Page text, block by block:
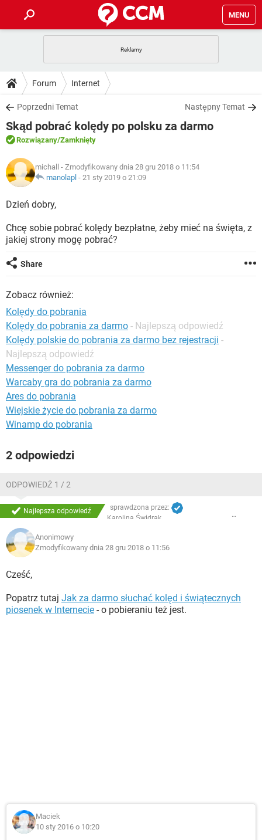
MENU
GRY
SPOTIFY
INSTAGRAM FACEBOOK
WINDOWS 10
PORADY
PlayStation
SPOTIFY
INSTAGRAM
WINDOWS 10
DO POBRANIA
ANDROID TIKTOK
GRY
IOS NETFLIX
INSTAGRAM
WINDOWS 10
FORUM
COVID-19
GRY WHATSAPP
WINDOWS 10
ARTYKUŁY
COVID-19
GRY
SPOTIFY NETFLIX
INSTAGRAM
WINDOWS 10
Forum Internet
Poprzedni Temat Następny Temat
Skąd pobrać kolędy po polsku za darmo
Rozwiązany/Zamknięty
michall - Zmodyfikowany dnia 28 gru 2018 o 11:54
manolapl - 21 sty 2019 o 21:09
Dzień dobry,
Chcę sobie pobrać kolędy bezpłatne, żeby mieć na święta, z
jakiej strony mogę pobrać?
Share
Zobacz również:
Kolędy do pobrania
Kolędy do pobrania za darmo - Najlepszą odpowiedź
Kolędy polskie do pobrania za darmo bez rejestracji -
Najlepszą odpowiedź
Messenger do pobrania za darmo
Warcaby gra do pobrania za darmo
Ares do pobrania
Wiejskie życie do pobrania za darmo
Winamp do pobrania
2 odpowiedzi
ODPOWIEDŹ 1 / 2
Najlepsza odpowiedź
sprawdzona przez:
Karolina Świdrak
Anonimowy
Zmodyfikowany dnia 28 gru 2018 o 11:56
Cześć,
Popatrz tutaj Jak za darmo słuchać kolęd i świątecznych
piosenek w Internecie - o pobieraniu też jest.
Maciek
10 sty 2016 o 10:20